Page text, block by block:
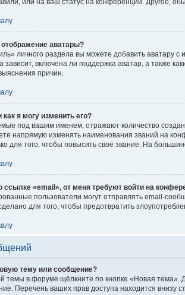
или на ваш статус на конференции. Другое,
аватары?
личного раздела вы можете добавить аватару
зависит, включена ли поддержка аватар, а также
причин.
как я могу изменить его?
под вашим именем, отражают количество
напрямую изменять наименования званий на
для того, чтобы повысить своё звание. На
ссылке «email», от меня требуют войти на
пользователи могут отправлять email-
для того, чтобы предотвратить
тему или сообщение?
темы в форуме щёлкните по кнопке «Новая
Перечень ваших прав доступа находится